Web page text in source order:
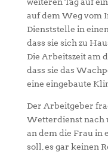
auf dem Weg vom
Dienststelle in
dass sie sich zu
Die Arbeitszeit am
dass sie das
eine eingebaute
Der Arbeitgeber
Wetterdienst nach
an dem die Frau in
soll, es gar keinen